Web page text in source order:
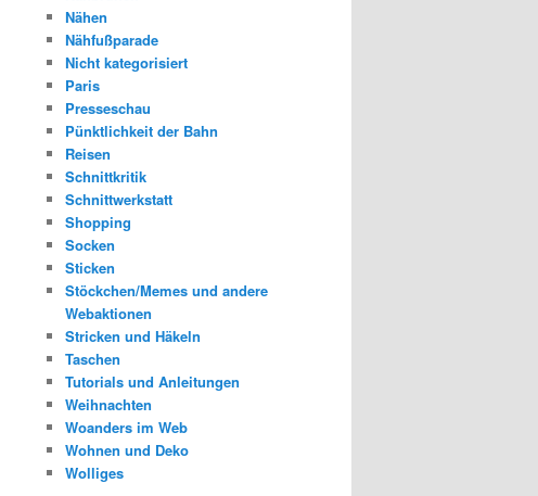
Nähen
Nähfußparade
Nicht kategorisiert
Paris
Presseschau
Pünktlichkeit der Bahn
Reisen
Schnittkritik
Schnittwerkstatt
Shopping
Socken
Sticken
Stöckchen/Memes und andere
Webaktionen
Stricken und Häkeln
Taschen
Tutorials und Anleitungen
Weihnachten
Woanders im Web
Wohnen und Deko
Wolliges